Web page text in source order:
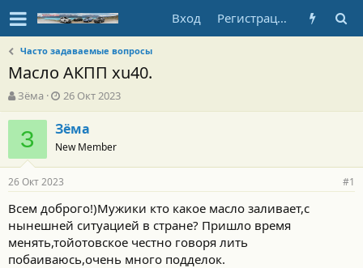
Вход Регистрация
Часто задаваемые вопросы
Масло АКПП xu40.
А
в
т
о
т
е
м
ы
Зёма
Д
а
т
а
н
а
ч
а
л
а
26 Окт 2023
З Зёма
New Member
26 Окт 2023 #1
Всем доброго!)Мужики кто какое масло заливает,с
нынешней ситуацией в стране? Пришло время
менять,тойотовское честно говоря лить
побаиваюсь,очень много подделок.